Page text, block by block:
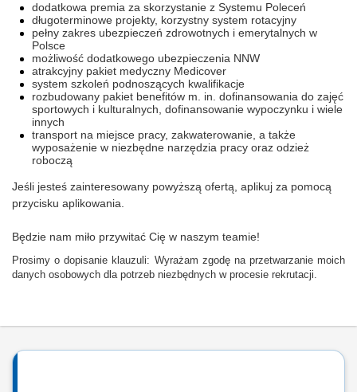
dodatkowa premia za skorzystanie z Systemu Poleceń
długoterminowe projekty, korzystny system rotacyjny
pełny zakres ubezpieczeń zdrowotnych i emerytalnych w
Polsce
możliwość dodatkowego ubezpieczenia NNW
atrakcyjny pakiet medyczny Medicover
system szkoleń podnoszących kwalifikacje
rozbudowany pakiet benefitów m. in. dofinansowania do zajęć
sportowych i kulturalnych, dofinansowanie wypoczynku i wiele
innych
transport na miejsce pracy, zakwaterowanie, a także
wyposażenie w niezbędne narzędzia pracy oraz odzież
roboczą
Jeśli jesteś zainteresowany powyższą ofertą, aplikuj za pomocą
przycisku aplikowania.
Będzie nam miło przywitać Cię w naszym teamie!
Prosimy o dopisanie klauzuli: Wyrażam zgodę na przetwarzanie moich
danych osobowych dla potrzeb niezbędnych w procesie rekrutacji.